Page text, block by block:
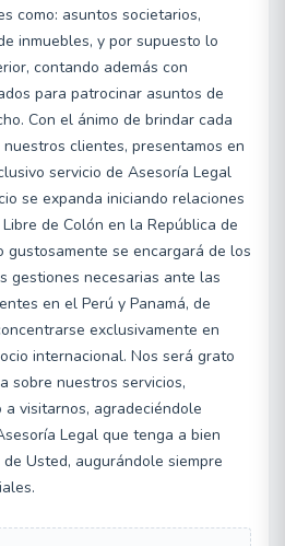
como: asuntos societarios,
inmuebles, y por supuesto lo
contando además con
para patrocinar asuntos de
Con el ánimo de brindar cada
clientes, presentamos en
servicio de Asesoría Legal
se expanda iniciando relaciones
de Colón en la República de
gustosamente se encargará de los
gestiones necesarias ante las
en el Perú y Panamá, de
exclusivamente en
internacional. Nos será grato
sobre nuestros servicios,
visitarnos, agradeciéndole
Legal que tenga a bien
Usted, augurándole siempre